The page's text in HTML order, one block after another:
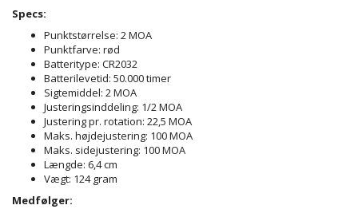
Specs:
Punktstørrelse: 2 MOA
Punktfarve: rød
Batteritype: CR2032
Batterilevetid: 50.000 timer
Sigtemiddel: 2 MOA
Justeringsinddeling: 1/2 MOA
Justering pr. rotation: 22,5 MOA
Maks. højdejustering: 100 MOA
Maks. sidejustering: 100 MOA
Længde: 6,4 cm
Vægt: 124 gram
Medfølger: